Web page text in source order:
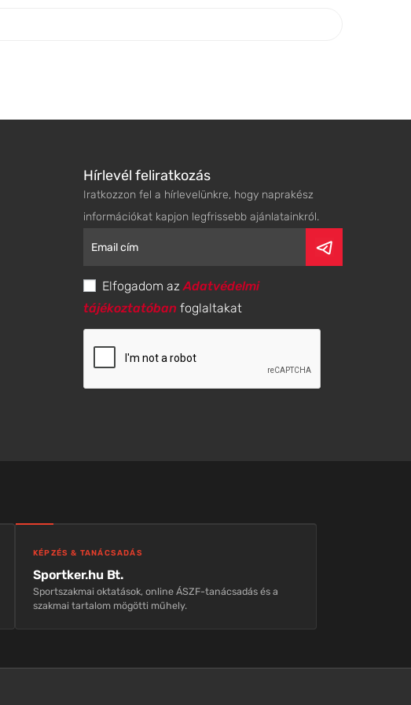
Hírlevél feliratkozás
Iratkozzon fel a hírlevelünkre, hogy naprakész
információkat kapjon legfrissebb ajánlatainkról.
Elfogadom azAdatvédelmi
tájékoztatóban foglaltakat
KÉPZÉS & TANÁCSADÁS
Sportker.hu Bt.
Sportszakmai oktatások, online ÁSZF-tanácsadás és a
szakmai tartalom mögötti műhely.